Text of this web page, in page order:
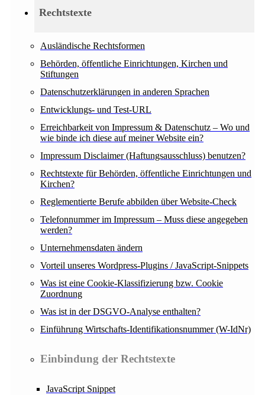
Rechtstexte
Ausländische Rechtsformen
Behörden, öffentliche Einrichtungen, Kirchen und
Stiftungen
Datenschutzerklärungen in anderen Sprachen
Entwicklungs- und Test-URL
Erreichbarkeit von Impressum & Datenschutz – Wo und
wie binde ich diese auf meiner Website ein?
Impressum Disclaimer (Haftungsausschluss) benutzen?
Rechtstexte für Behörden, öffentliche Einrichtungen und
Kirchen?
Reglementierte Berufe abbilden über Website-Check
Telefonnummer im Impressum – Muss diese angegeben
werden?
Unternehmensdaten ändern
Vorteil unseres Wordpress-Plugins / JavaScript-Snippets
Was ist eine Cookie-Klassifizierung bzw. Cookie
Zuordnung
Was ist in der DSGVO-Analyse enthalten?
Einführung Wirtschafts-Identifikationsnummer (W-IdNr)
Einbindung der Rechtstexte
JavaScript Snippet